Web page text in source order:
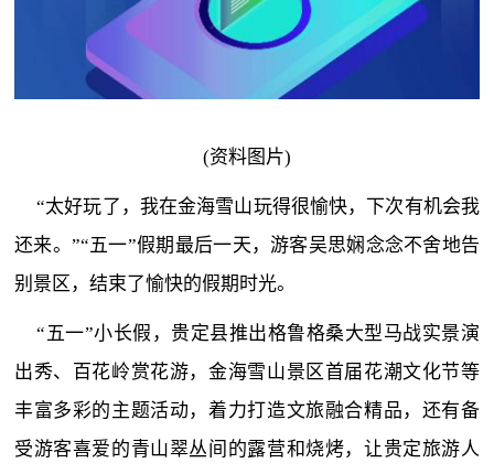
(资料图片)
“太好玩了，我在金海雪山玩得很愉快，下次有机会我
还来。”“五一”假期最后一天，游客吴思娴念念不舍地告
别景区，结束了愉快的假期时光。
“五一”小长假，贵定县推出格鲁格桑大型马战实景演
出秀、百花岭赏花游，金海雪山景区首届花潮文化节等
丰富多彩的主题活动，着力打造文旅融合精品，还有备
受游客喜爱的青山翠丛间的露营和烧烤，让贵定旅游人